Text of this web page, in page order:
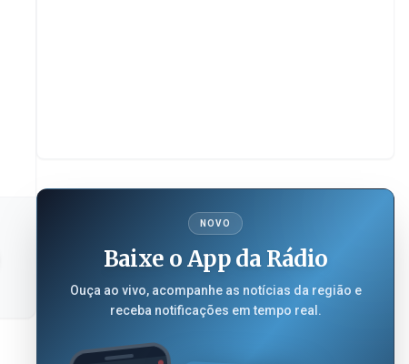
NOVO
Baixe o App da Rádio
Ouça ao vivo, acompanhe as notícias da região e
receba notificações em tempo real.